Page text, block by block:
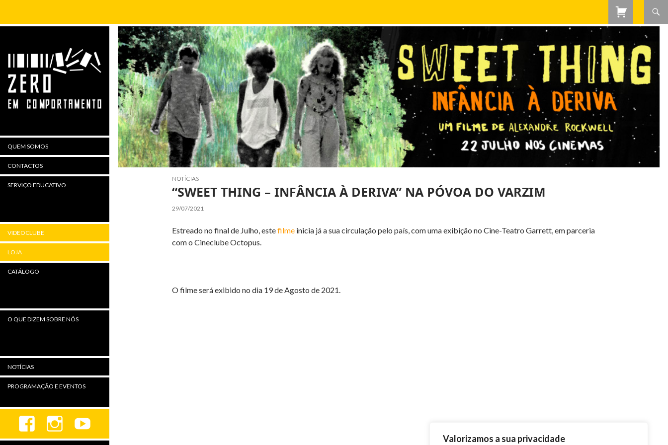
Valorizamos a sua privacidade
NOTÍCIAS
“SWEET THING – INFÂNCIA À DERIVA” NA PÓVOA DO VARZIM
29/07/2021
Estreado no final de Julho, estefilme inicia já a sua circulação pelo país, com uma exibição no Cine-Teatro Garrett, em parceria
com o Cineclube Octopus.
O filme será exibido no dia 19 de Agosto de 2021.
QUEM SOMOS
CONTACTOS
SERVIÇO EDUCATIVO
VIDEOCLUBE
LOJA
CATÁLOGO
O QUE DIZEM SOBRE NÓS
NOTÍCIAS
PROGRAMAÇÃO E EVENTOS